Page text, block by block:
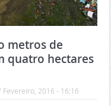
metros de
quatro hectares
Fevereiro, 2016 - 16:16